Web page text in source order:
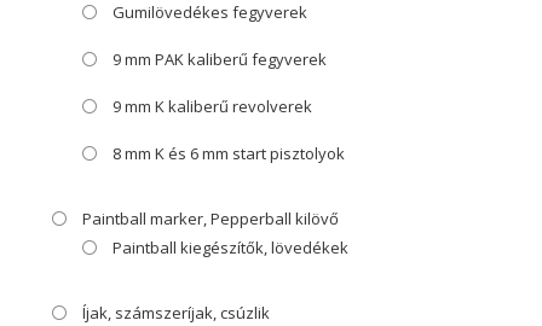
Gumilövedékes fegyverek
9 mm PAK kaliberű fegyverek
9 mm K kaliberű revolverek
8 mm K és 6 mm start pisztolyok
Paintball marker, Pepperball kilövő
Paintball kiegészítők, lövedékek
Íjak, számszeríjak, csúzlik